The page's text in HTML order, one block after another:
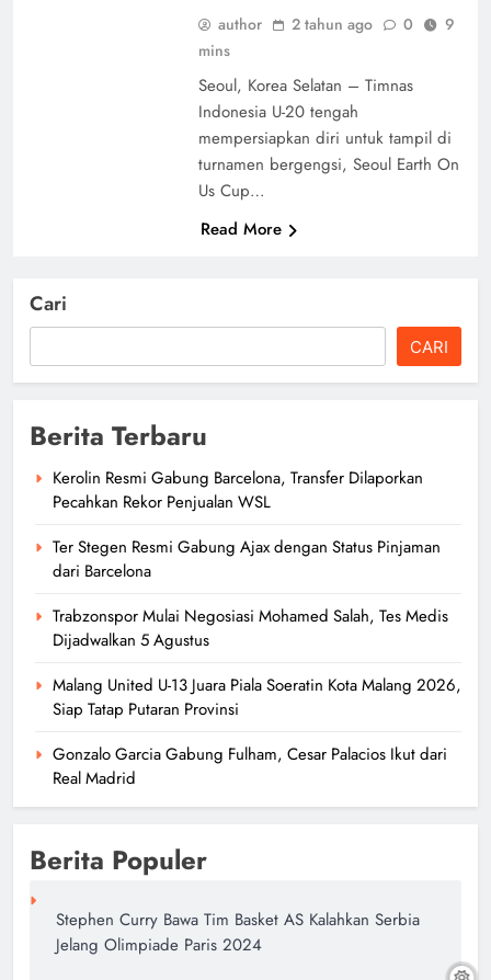
author 2 tahun ago 0
9
mins
Seoul, Korea Selatan – Timnas
Indonesia U-20 tengah
mempersiapkan diri untuk tampil di
turnamen bergengsi, Seoul Earth On
Us Cup…
Read More
Cari
CARI
Berita Terbaru
Kerolin Resmi Gabung Barcelona, Transfer Dilaporkan
Pecahkan Rekor Penjualan WSL
Ter Stegen Resmi Gabung Ajax dengan Status Pinjaman
dari Barcelona
Trabzonspor Mulai Negosiasi Mohamed Salah, Tes Medis
Dijadwalkan 5 Agustus
Malang United U-13 Juara Piala Soeratin Kota Malang 2026,
Siap Tatap Putaran Provinsi
Gonzalo Garcia Gabung Fulham, Cesar Palacios Ikut dari
Real Madrid
Berita Populer
Stephen Curry Bawa Tim Basket AS Kalahkan Serbia
Jelang Olimpiade Paris 2024